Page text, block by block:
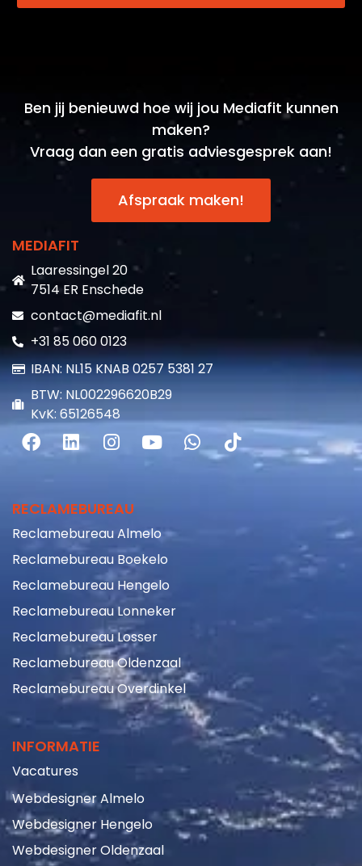
maken?
Vraag dan een gratis adviesgesprek aan!
Laaressingel 20
7514 ER Enschede
contact@mediafit.nl
+31 85 060 0123
IBAN: NL15 KNAB 0257 5381 27
BTW: NL002296620B29
KvK: 65126548
Reclamebureau Almelo
Reclamebureau Boekelo
Reclamebureau Hengelo
Reclamebureau Lonneker
Reclamebureau Losser
Reclamebureau Oldenzaal
Reclamebureau Overdinkel
INFORMATIE
Vacatures
Webdesigner Almelo
Webdesigner Hengelo
Webdesigner Oldenzaal